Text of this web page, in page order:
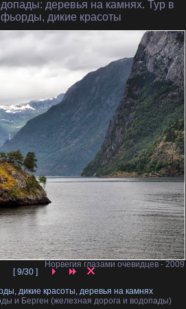
: деревья на камнях. Тур в
дикие красоты
Норвегия глазами очевидцев - 2009
[ 9/30 ]
дикие красоты, деревья на камнях
и Берген (железная дорога и водопады)